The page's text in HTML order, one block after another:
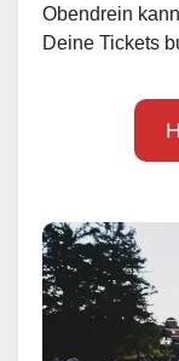
Obendrein
Deine Tickets